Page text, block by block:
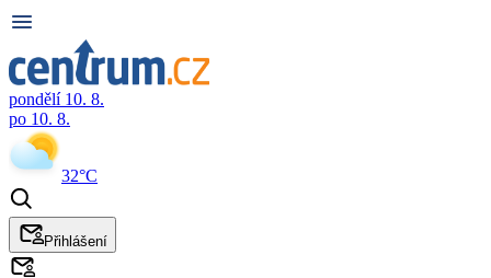
pondělí 10. 8.
po 10. 8.
32°C
Přihlášení